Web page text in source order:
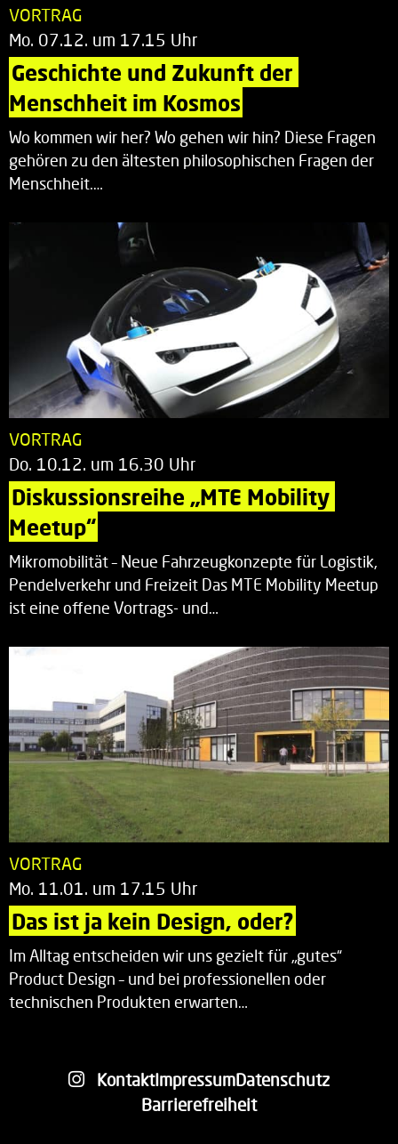
VORTRAG
Mo. 07.12. um 17.15 Uhr
Geschichte und Zukunft der
Menschheit im Kosmos
Wo kommen wir her? Wo gehen wir hin? Diese Fragen
gehören zu den ältesten philosophischen Fragen der
Menschheit.…
VORTRAG
Do. 10.12. um 16.30 Uhr
Diskussionsreihe „MTE Mobility
Meetup“
Mikromobilität – Neue Fahrzeugkonzepte für Logistik,
Pendelverkehr und Freizeit Das MTE Mobility Meetup
ist eine offene Vortrags- und…
VORTRAG
Mo. 11.01. um 17.15 Uhr
Das ist ja kein Design, oder?
Im Alltag entscheiden wir uns gezielt für „gutes“
Product Design – und bei professionellen oder
technischen Produkten erwarten…
KontaktImpressumDatenschutz
Barrierefreiheit